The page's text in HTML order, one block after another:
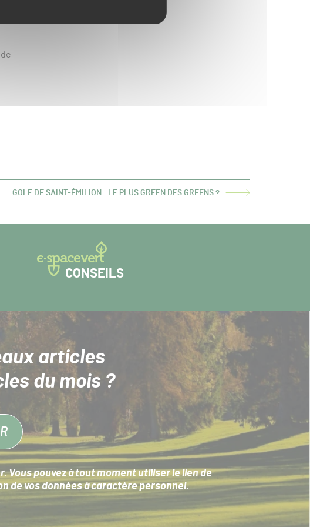
le
ARTICLE
GOLF DE SAINT-ÉMILION : LE PLUS GREEN DES GREENS ?
CONSEILS
articles
du mois ?
pouvez à tout moment utiliser le lien de
de vos données à caractère personnel.